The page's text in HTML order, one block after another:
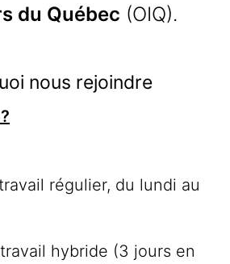
du Québec (OIQ).
nous rejoindre
régulier, du lundi au
hybride (3 jours en